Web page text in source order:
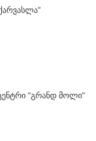
ცენტრი "გრანდ მოლი"